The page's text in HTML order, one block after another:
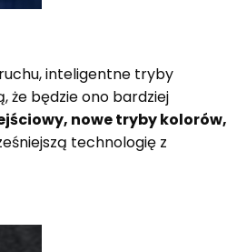
inteligentne tryby
że będzie ono bardziej
nowe tryby kolorów,
technologię z